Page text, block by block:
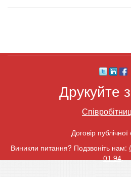
Друкуйте
Договір
Виникли питання? Подзвоніть нам:
01 94.